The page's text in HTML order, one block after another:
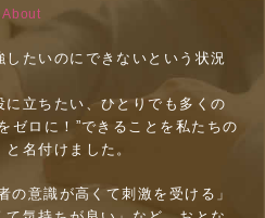
About
たいのにできないという状況
立ちたい、ひとりでも多くの
ロに！”できることを私たちの
名付けました。
意識が高くて刺激を受ける」